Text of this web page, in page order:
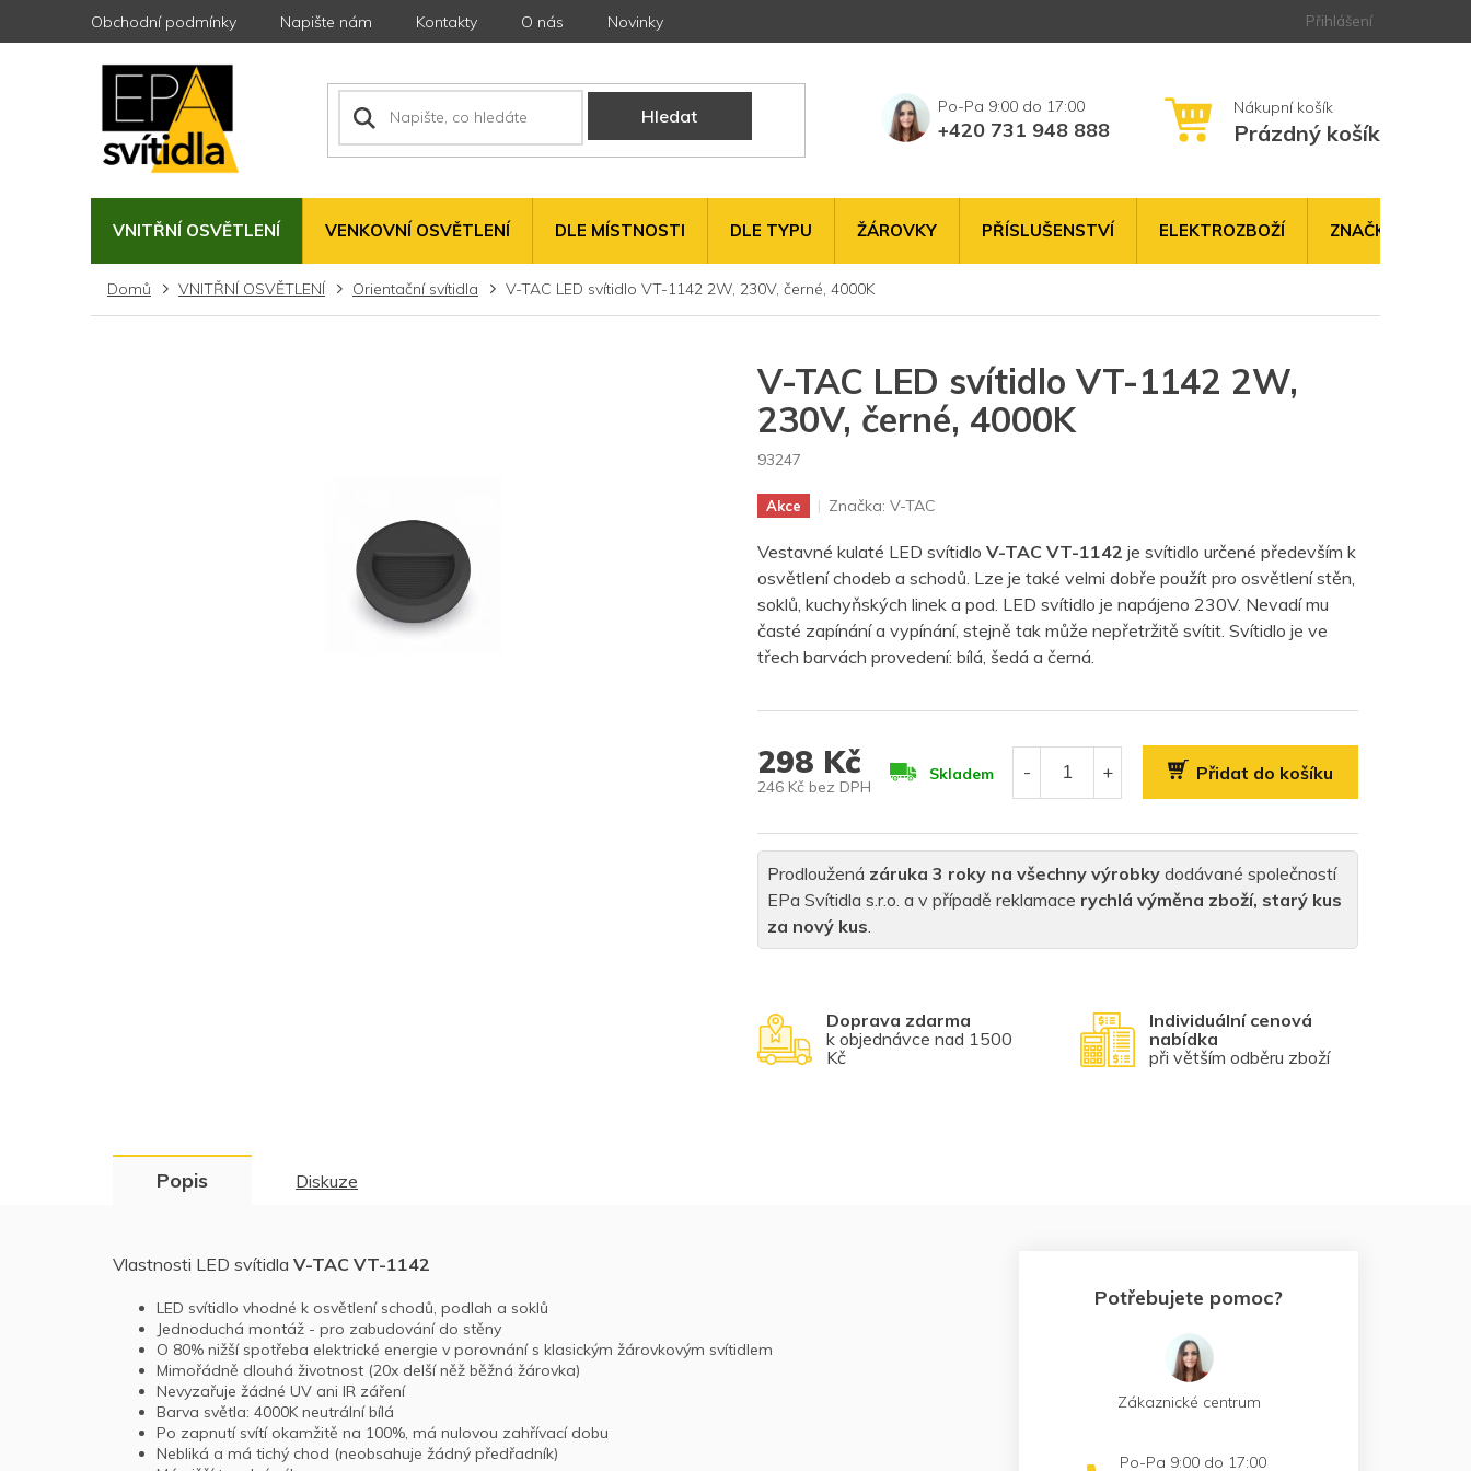
Obchodní podmínky Napište nám Kontakty O nás Novinky Přihlášení
Hledat
+420 731 948 888
NÁKUPNÍPrázdný košík
VNITŘNÍ OSVĚTLENÍ VENKOVNÍ OSVĚTLENÍ DLE MÍSTNOSTI DLE TYPU ŽÁROVKY PŘÍSLUŠENSTVÍ ELEKTROZBOŽÍ ZNAČKY
Domů VNITŘNÍ OSVĚTLENÍ Orientační svítidla V-TAC LED svítidlo VT-1142 2W, 230V, černé, 4000K
Vestavné kulaté LED svítidlo V-TAC VT-1142 je svítidlo určené především k
osvětlení chodeb a schodů. Lze je také velmi dobře použít pro osvětlení stěn,
soklů, kuchyňských linek a pod. LED svítidlo je napájeno 230V. Nevadí mu
časté zapínání a vypínání, stejně tak může nepřetržitě svítit. Svítidlo je ve
třech barvách provedení: bílá, šedá a černá.
Doprava zdarma
k objednávce nad 1500
Kč
Individuální cenová
nabídka
při větším odběru zboží
Prodloužená záruka 3 roky na všechny výrobky dodávané společností
EPa Svítidla s.r.o. a v případě reklamace rychlá výměna zboží, starý kus
za nový kus.
298 Kč
246 Kč bez DPH
Skladem Přidat do košíku
V-TAC LED svítidlo VT-1142 2W,
230V, černé, 4000K
93247
Akce Značka:V-TAC
Popis Diskuze
Vlastnosti LED svítidla V-TAC VT-1142
LED svítidlo vhodné k osvětlení schodů, podlah a soklů
Jednoduchá montáž - pro zabudování do stěny
O 80% nižší spotřeba elektrické energie v porovnání s klasickým žárovkovým svítidlem
Mimořádně dlouhá životnost (20x delší něž běžná žárovka)
Nevyzařuje žádné UV ani IR záření
Barva světla: 4000K neutrální bílá
Po zapnutí svítí okamžitě na 100%, má nulovou zahřívací dobu
Nebliká a má tichý chod (neobsahuje žádný předřadník)
Potřebujete pomoc?
Zákaznické centrum